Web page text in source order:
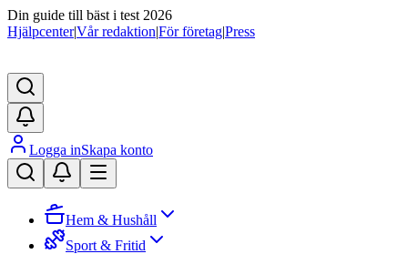
Din guide till bäst i test 2026
Hjälpcenter|Vår redaktion|För företag|Press
Logga inSkapa konto
Hem & Hushåll
Sport & Fritid